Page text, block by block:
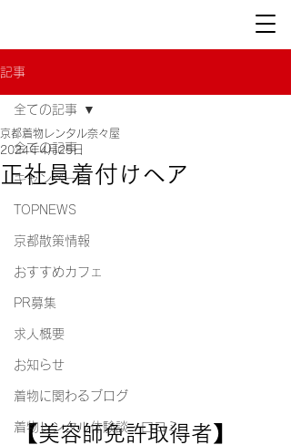
記事
全ての記事
キャンペーン
TOPNEWS
京都散策情報
おすすめカフェ
PR募集
求人概要
お知らせ
着物に関わるブログ
着物レンタル体験談・口コミ
全ての記事
正社員着付けヘア
京都着物レンタル奈々屋
2024年4月25日
【美容師免許取得者】